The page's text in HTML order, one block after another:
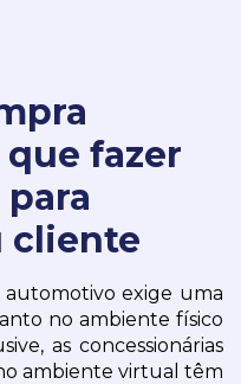
fazer
cliente
exige uma
no ambiente físico
as concessionárias
ambiente virtual têm